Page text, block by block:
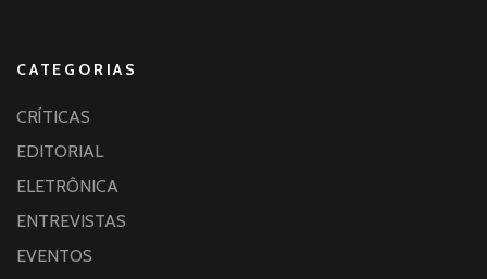
CATEGORIAS
CRÍTICAS
EDITORIAL
ELETRÔNICA
ENTREVISTAS
EVENTOS